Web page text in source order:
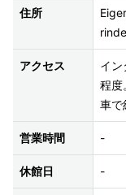
住所
アクセス
イ
程度
車
営業時間 -
休館日 -